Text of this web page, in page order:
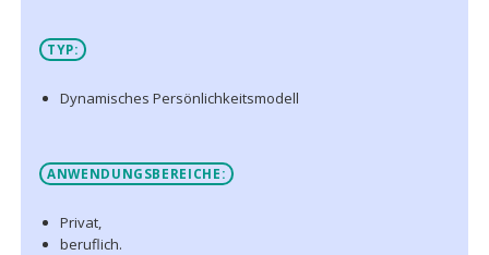
TYP:
Dynamisches Persönlichkeitsmodell
ANWENDUNGSBEREICHE:
Privat,
beruflich.